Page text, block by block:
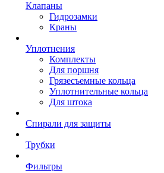
Клапаны
Гидрозамки
Краны
Уплотнения
Комплекты
Для поршня
Грязесъемные кольца
Уплотнительные кольца
Для штока
Спирали для защиты
Трубки
Фильтры